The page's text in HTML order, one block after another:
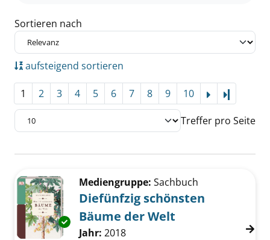
Sortieren nach
aufsteigend sortieren
1 2 3 4 5 6 7 8 9 10
Treffer pro Seite
Zu den Suchfiltern springen
Exemplar-Details von Diefünfzig schönsten
Mediengruppe: Sachbuch
Diefünfzig schönsten
Bäume der Welt
Suche nach diesem Verfasser
Jahr: 2018